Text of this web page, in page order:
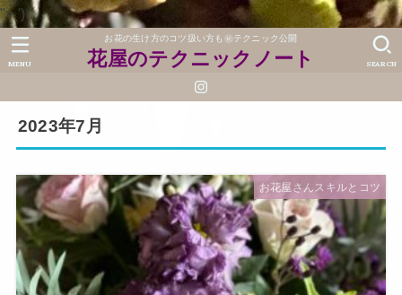
">');
お花の生け方のコツ扱い方も㊙テクニック公開
花屋のテクニックノート SEARCH
MENU
2023年7月
お花屋さんスキルとコツ